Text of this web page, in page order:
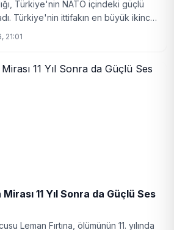
Türkiye'nin NATO içindeki güçlü
Türkiye'nin ittifakın en büyük ikinci
21:01
Mirası 11 Yıl Sonra da Güçlü Ses
Leman Fırtına, ölümünün 11. yılında